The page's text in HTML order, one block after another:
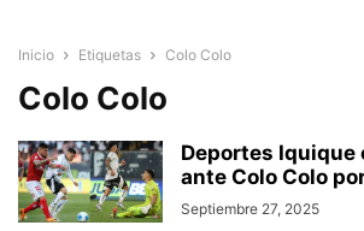
Inicio Etiquetas Colo Colo
Colo Colo
Deportes Iquique
ante Colo Colo
Septiembre 27, 2025